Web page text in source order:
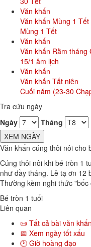
Văn khấn
Văn khấn Mùng 1 Tết
Mùng 1 Tết
Văn khấn
Văn khấn Rằm tháng
15/1 âm lịch
Văn khấn
Văn khấn Tất niên
Cuối năm (23-30
Tra cứu ngày
Ngày
Tháng
XEM NGÀY
Văn khấn cúng thôi nôi cho
Cúng thôi nôi khi bé tròn 1
như đầy tháng. Lễ tạ ơn 12
Thường kèm nghi thức
Bé tròn 1 tuổi
Liên quan
📜 Tất cả bài văn khấn
📅 Xem ngày tốt xấu
🕑 Giờ hoàng đạo